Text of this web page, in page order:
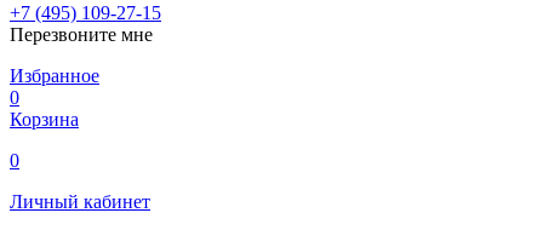
+7 (495) 109-27-15
Перезвоните мне
Избранное
0
Корзина
0
Личный кабинет